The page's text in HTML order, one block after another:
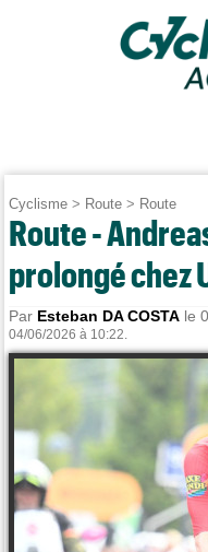
Cyclisme > Route > Route
Route -
prolongé chez
Par Esteban DA COSTA le
04/06/2026 à 10:22.